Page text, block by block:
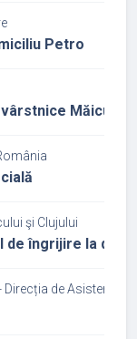
Petro
Măicuța
şi Clujului
de îngrijire la
Direcția de Asistenţă